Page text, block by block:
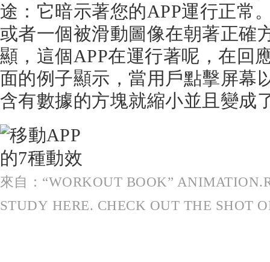
途：它暗示著您的APP運行正常
或者一個被滑動圖像在朝著正確
顯，這個APP在運行著呢，在回
面的例子顯示，當用戶點擊屏幕
含有數據的方塊就縮小並且變成
來自：“WORKOUT BOOK”
STUDY HERE. CHECK OUT THE SHOT